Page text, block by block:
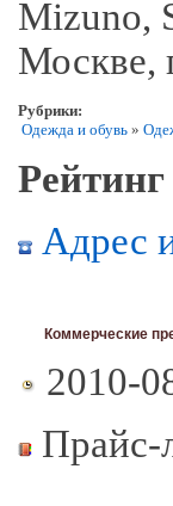
Москве,
Рубрики:
Одежда и обувь »
Адрес
Коммерческие
2010-
Прайс-